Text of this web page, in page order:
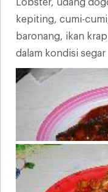
Lobster, udang
kepiting, cumi-
baronang, ikan
dalam kondisi segar